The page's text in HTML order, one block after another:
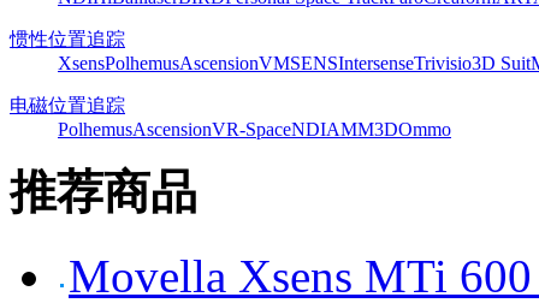
惯性位置追踪
XsensPolhemusAscensionVMSENSIntersenseTrivisio3D Suit
电磁位置追踪
PolhemusAscensionVR-SpaceNDIAMM3DOmmo
推荐商品
Movella Xsens MTi